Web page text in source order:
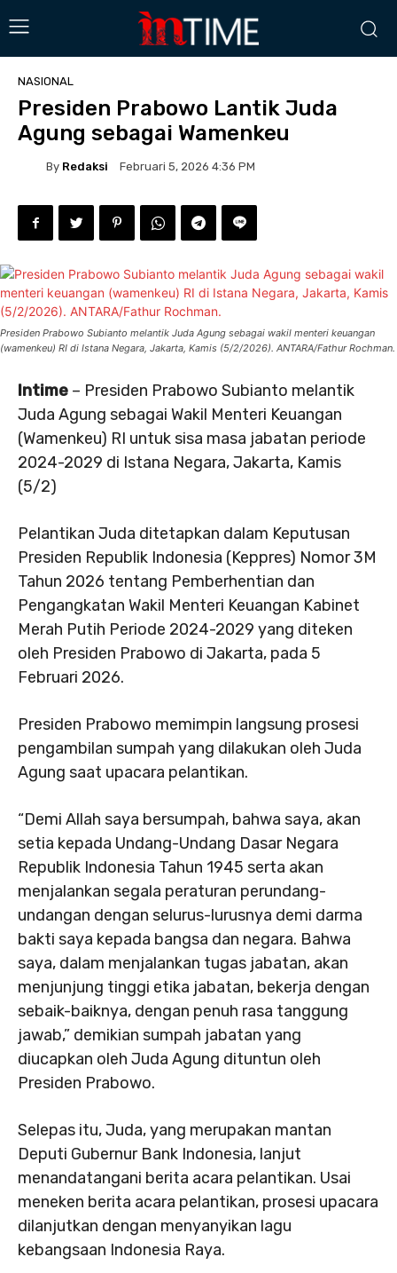
NASIONAL
Presiden Prabowo Lantik Juda
Agung sebagai Wamenkeu
By Redaksi Februari 5, 2026 4:36 PM
Presiden Prabowo Subianto melantik Juda Agung sebagai wakil menteri keuangan
(wamenkeu) RI di Istana Negara, Jakarta, Kamis (5/2/2026). ANTARA/Fathur Rochman.
Intime – Presiden Prabowo Subianto melantik
Juda Agung sebagai Wakil Menteri Keuangan
(Wamenkeu) RI untuk sisa masa jabatan periode
2024-2029 di Istana Negara, Jakarta, Kamis
(5/2)
Pelantikan Juda ditetapkan dalam Keputusan
Presiden Republik Indonesia (Keppres) Nomor 3M
Tahun 2026 tentang Pemberhentian dan
Pengangkatan Wakil Menteri Keuangan Kabinet
Merah Putih Periode 2024-2029 yang diteken
oleh Presiden Prabowo di Jakarta, pada 5
Februari 2026.
Presiden Prabowo memimpin langsung prosesi
pengambilan sumpah yang dilakukan oleh Juda
Agung saat upacara pelantikan.
“Demi Allah saya bersumpah, bahwa saya, akan
setia kepada Undang-Undang Dasar Negara
Republik Indonesia Tahun 1945 serta akan
menjalankan segala peraturan perundang-
undangan dengan selurus-lurusnya demi darma
bakti saya kepada bangsa dan negara. Bahwa
saya, dalam menjalankan tugas jabatan, akan
menjunjung tinggi etika jabatan, bekerja dengan
sebaik-baiknya, dengan penuh rasa tanggung
jawab,” demikian sumpah jabatan yang
diucapkan oleh Juda Agung dituntun oleh
Presiden Prabowo.
Selepas itu, Juda, yang merupakan mantan
Deputi Gubernur Bank Indonesia, lanjut
menandatangani berita acara pelantikan. Usai
meneken berita acara pelantikan, prosesi upacara
dilanjutkan dengan menyanyikan lagu
kebangsaan Indonesia Raya.